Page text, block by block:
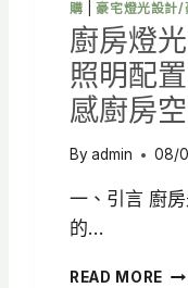
舒
適
質
感
浴
室
間
購 |豪宅燈光設計/
廚房燈
照明配
感廚房
Byadmin 08/
一、引言 廚
的…
READ MORE